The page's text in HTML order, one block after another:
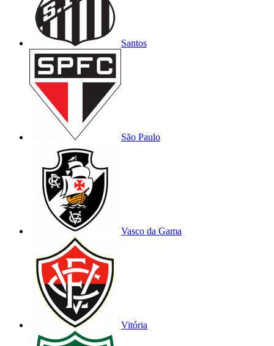
Santos
São Paulo
Vasco da Gama
Vitória